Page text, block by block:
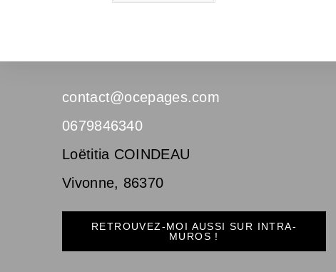
contact@ocepages.com
0679846340
Loëtitia COINDEAU
Vivonne, 86370
RETROUVEZ-MOI AUSSI SUR INTRA-
MUROS !